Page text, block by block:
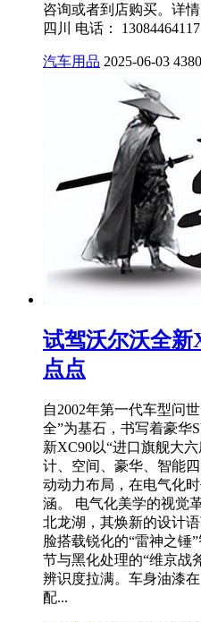
咨询或者到店购买。详
四川 电话：
汽车用品 2025-06-03
试驾沃尔沃全新
点点
自2002年第一代车型问
全”为基石，书写着豪华
新XC90以“进口旗舰大
计、空间、豪华、智能
动动力布局，在电气化
涵。 电气化美学的视觉
北龙湖，其焕新的设计
脸搭载锐化的“雷神之锤
节与黑化处理的“维京战
辨识度拉满。车身油漆
配...